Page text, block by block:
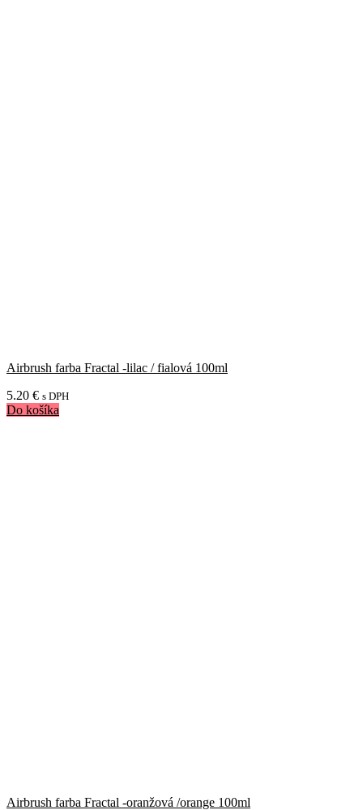
Airbrush farba Fractal -lilac / fialová 100ml
5.20 € s DPH
Do košíka
Airbrush farba Fractal -oranžová /orange 100ml